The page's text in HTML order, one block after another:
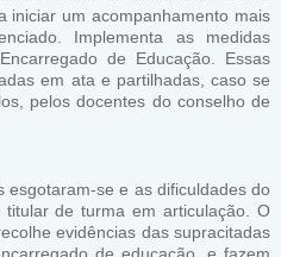
iniciar um acompanhamento mais
Implementa as medidas
de Educação. Essas
em ata e partilhadas, caso se
pelos docentes do conselho de
esgotaram-se e as dificuldades do
de turma em articulação. O
evidências das supracitadas